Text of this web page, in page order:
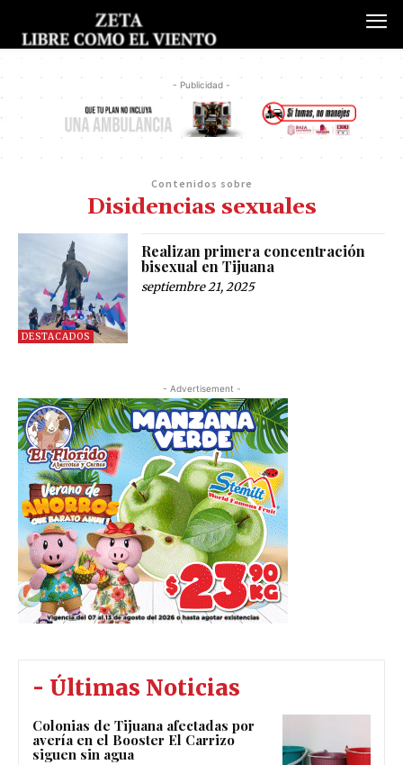
- Publicidad -
Contenidos sobre
Disidencias sexuales
DESTACADOS
Realizan primera concentración
bisexual en Tijuana
septiembre 21, 2025
- Advertisement -
- Últimas Noticias
Colonias de Tijuana afectadas por
avería en el Booster El Carrizo
siguen sin agua